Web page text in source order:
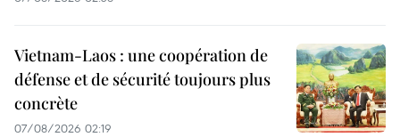
Vietnam-Laos : une coopération de
défense et de sécurité toujours plus
concrète
07/08/2026 02:19